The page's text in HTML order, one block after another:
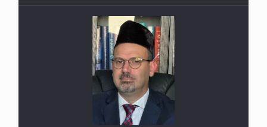
حفل توزيع الشهادات في الجامعة الأحمدية بنيجيريا لعام